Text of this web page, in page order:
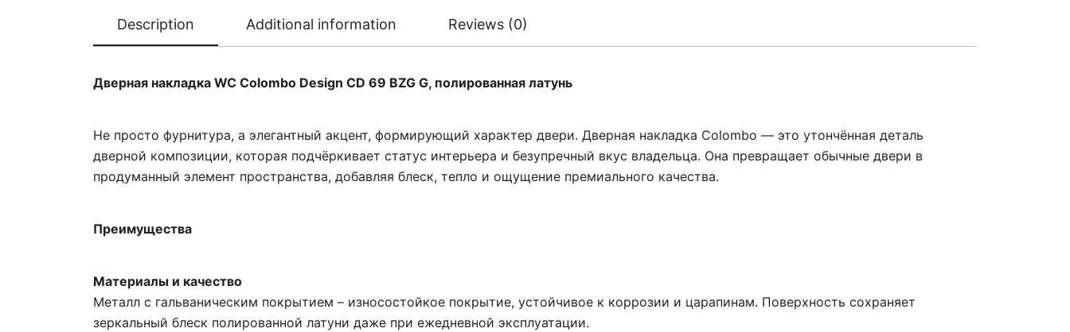
Description Additional information Reviews (0)
Дверная накладка WC Colombo Design CD 69 BZG G, полированная латунь
Не просто фурнитура, а элегантный акцент, формирующий характер двери. Дверная накладка Colombo — это утончённая деталь
дверной композиции, которая подчёркивает статус интерьера и безупречный вкус владельца. Она превращает обычные двери в
продуманный элемент пространства, добавляя блеск, тепло и ощущение премиального качества.
Преимущества
Материалы и качество
Металл с гальваническим покрытием – износостойкое покрытие, устойчивое к коррозии и царапинам. Поверхность сохраняет
зеркальный блеск полированной латуни даже при ежедневной эксплуатации.